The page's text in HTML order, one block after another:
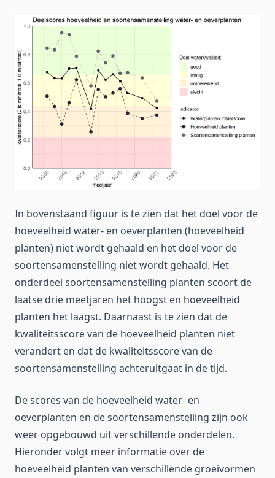
In bovenstaand figuur is te zien dat het doel voor de
hoeveelheid water- en oeverplanten (hoeveelheid
planten) niet wordt gehaald en het doel voor de
soortensamenstelling niet wordt gehaald. Het
onderdeel soortensamenstelling planten scoort de
laatse drie meetjaren het hoogst en hoeveelheid
planten het laagst. Daarnaast is te zien dat de
kwaliteitsscore van de hoeveelheid planten niet
verandert en dat de kwaliteitsscore van de
soortensamenstelling achteruitgaat in de tijd.
De scores van de hoeveelheid water- en
oeverplanten en de soortensamenstelling zijn ook
weer opgebouwd uit verschillende onderdelen.
Hieronder volgt meer informatie over de
hoeveelheid planten van verschillende groeivormen